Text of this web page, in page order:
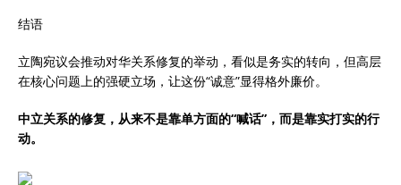
结语
立陶宛议会推动对华关系修复的举动，看似是务实的转向，但高层
在核心问题上的强硬立场，让这份“诚意”显得格外廉价。
中立关系的修复，从来不是靠单方面的“喊话”，而是靠实打实的行
动。